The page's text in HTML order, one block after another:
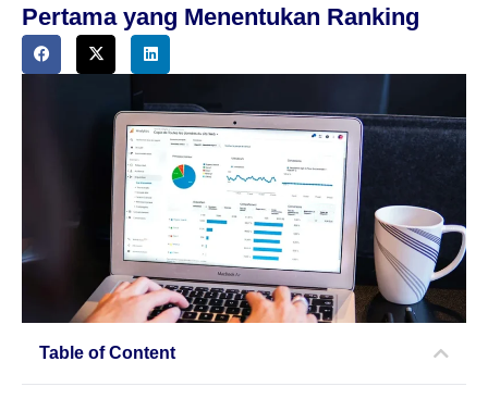
Pertama yang Menentukan Ranking
Table of Content